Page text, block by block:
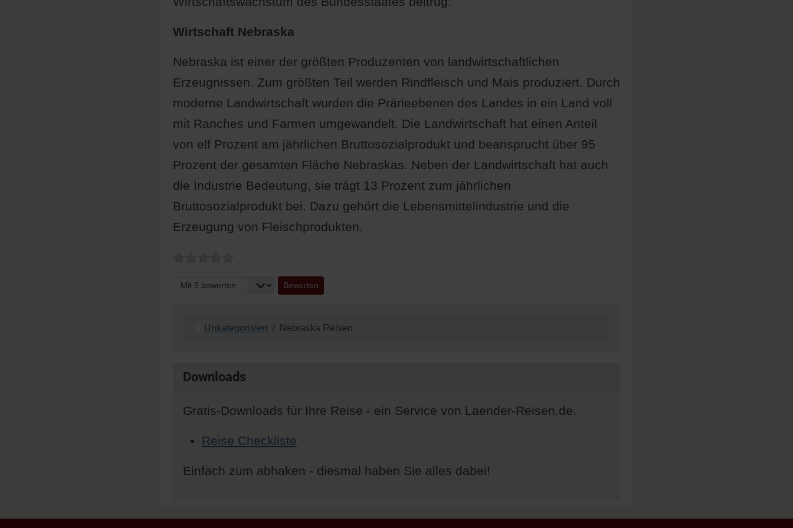
Wirtschaft Nebraska
Nebraska ist einer der größten Produzenten von landwirtschaftlichen
Erzeugnissen. Zum größten Teil werden Rindfleisch und Mais produziert. Durch
moderne Landwirtschaft wurden die Prärieebenen des Landes in ein Land voll
mit Ranches und Farmen umgewandelt. Die Landwirtschaft hat einen Anteil
von elf Prozent am jährlichen Bruttosozialprodukt und beansprucht über 95
Prozent der gesamten Fläche Nebraskas. Neben der Landwirtschaft hat auch
die Industrie Bedeutung, sie trägt 13 Prozent zum jährlichen
Bruttosozialprodukt bei. Dazu gehört die Lebensmittelindustrie und die
Erzeugung von Fleischprodukten.
Unkategorisiert Nebraska Reisen
Downloads
Gratis-Downloads für Ihre Reise - ein Service von Laender-Reisen.de.
Reise Checkliste
Einfach zum abhaken - diesmal haben Sie alles dabei!